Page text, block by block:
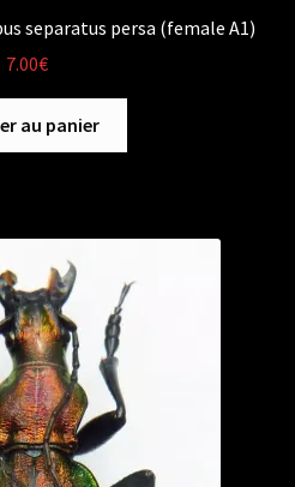
separatus persa (female A1)
7.00€
au panier